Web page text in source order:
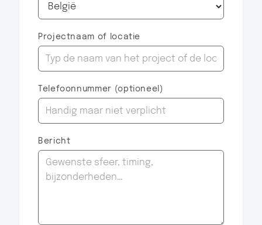
Projectnaam of locatie
Telefoonnummer (optioneel)
Bericht